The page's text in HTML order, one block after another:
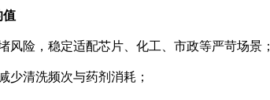
值
险，稳定适配芯片、化工、市政等严苛场景；
清洗频次与药剂消耗；